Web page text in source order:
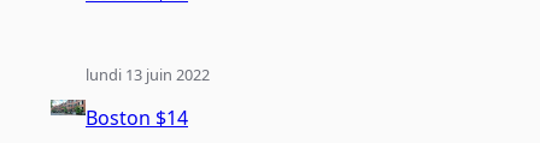
Boston $14
lundi 13 juin 2022